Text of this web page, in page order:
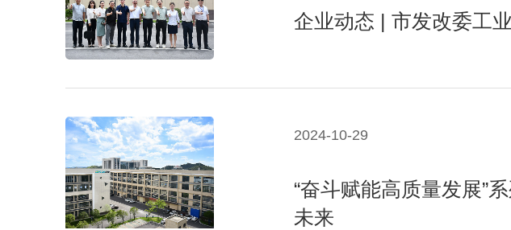
企业动态 | 市发改委工
2024-10-29
“奋斗赋能高质量发展”
未来